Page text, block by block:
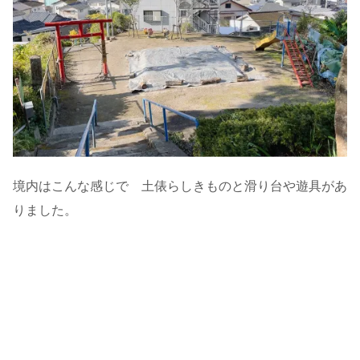
境内はこんな感じで 土俵らしきものと滑り台や遊具があ
りました。